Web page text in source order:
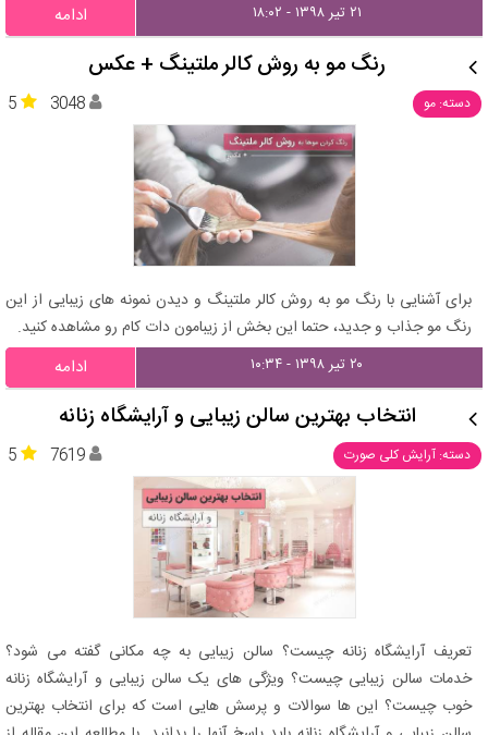
۲۱ تیر ۱۳۹۸ - ۱۸:۰۲ ادامه
رنگ مو به روش کالر ملتینگ + عکس
دسته: مو 5 3048
برای آشنایی با رنگ مو به روش کالر ملتینگ و دیدن نمونه های زیبایی از این
رنگ مو جذاب و جدید، حتما این بخش از زیبامون دات کام رو مشاهده کنید.
۲۰ تیر ۱۳۹۸ - ۱۰:۳۴ ادامه
انتخاب بهترین سالن زیبایی و آرایشگاه زنانه
دسته: آرایش کلی صورت 5 7619
تعریف آرایشگاه زنانه چیست؟ سالن زیبایی به چه مکانی گفته می شود؟
خدمات سالن زیبایی چیست؟ ویژگی های یک سالن زیبایی و آرایشگاه زنانه
خوب چیست؟ این ها سوالات و پرسش هایی است که برای انتخاب بهترین